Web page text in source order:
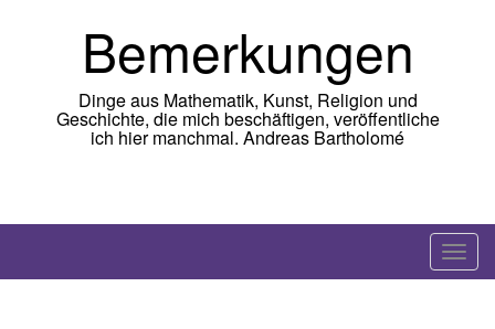
Bemerkungen
Dinge aus Mathematik, Kunst, Religion und
Geschichte, die mich beschäftigen, veröffentliche
ich hier manchmal. Andreas Bartholomé
T
o